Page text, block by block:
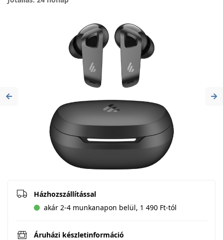
Previous
Házhozszállítással
akár 2-4 munkanapon belül, 1 490 Ft-tól
Áruházi készletinformáció